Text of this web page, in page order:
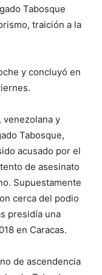
Tabosque
traición a la
y concluyó en
venezolana y
Tabosque,
acusado por el
de asesinato
Supuestamente
cerca del podio
presidía una
en Caracas.
de ascendencia